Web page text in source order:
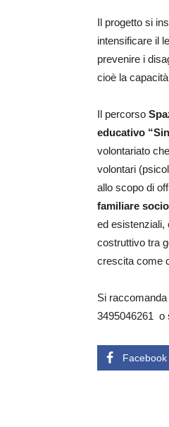
Il progetto si
intensificare il
prevenire i
cioè la
Il percorso
educativo
volontariato
volontari
allo scopo di
familiare
ed esistenziali,
costruttivo tra
crescita come
Si
3495046261 o
Facebook